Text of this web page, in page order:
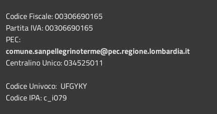
Codice Fiscale: 00306690165
Partita IVA: 00306690165
PEC:
comune.sanpellegrinoterme@pec.regione.lombardia.it
Centralino Unico: 034525011
Codice Univoco: UFGYKY
Codice IPA: c_i079